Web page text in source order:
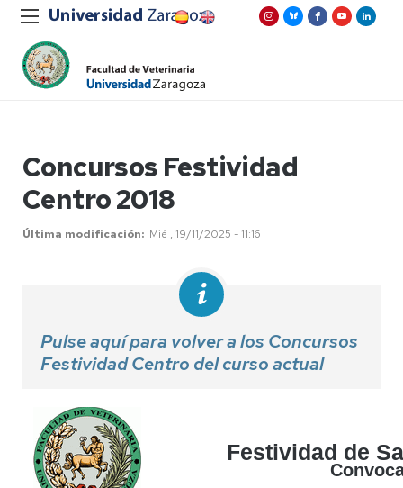
Concursos Festividad
Centro 2018
Última modificación Mié , 19/11/2025 - 11:16
Pulse aquí para volver a los Concursos
Festividad Centro del curso actual
Festividad de